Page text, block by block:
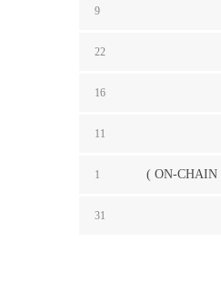
9
22
16
11
1
31